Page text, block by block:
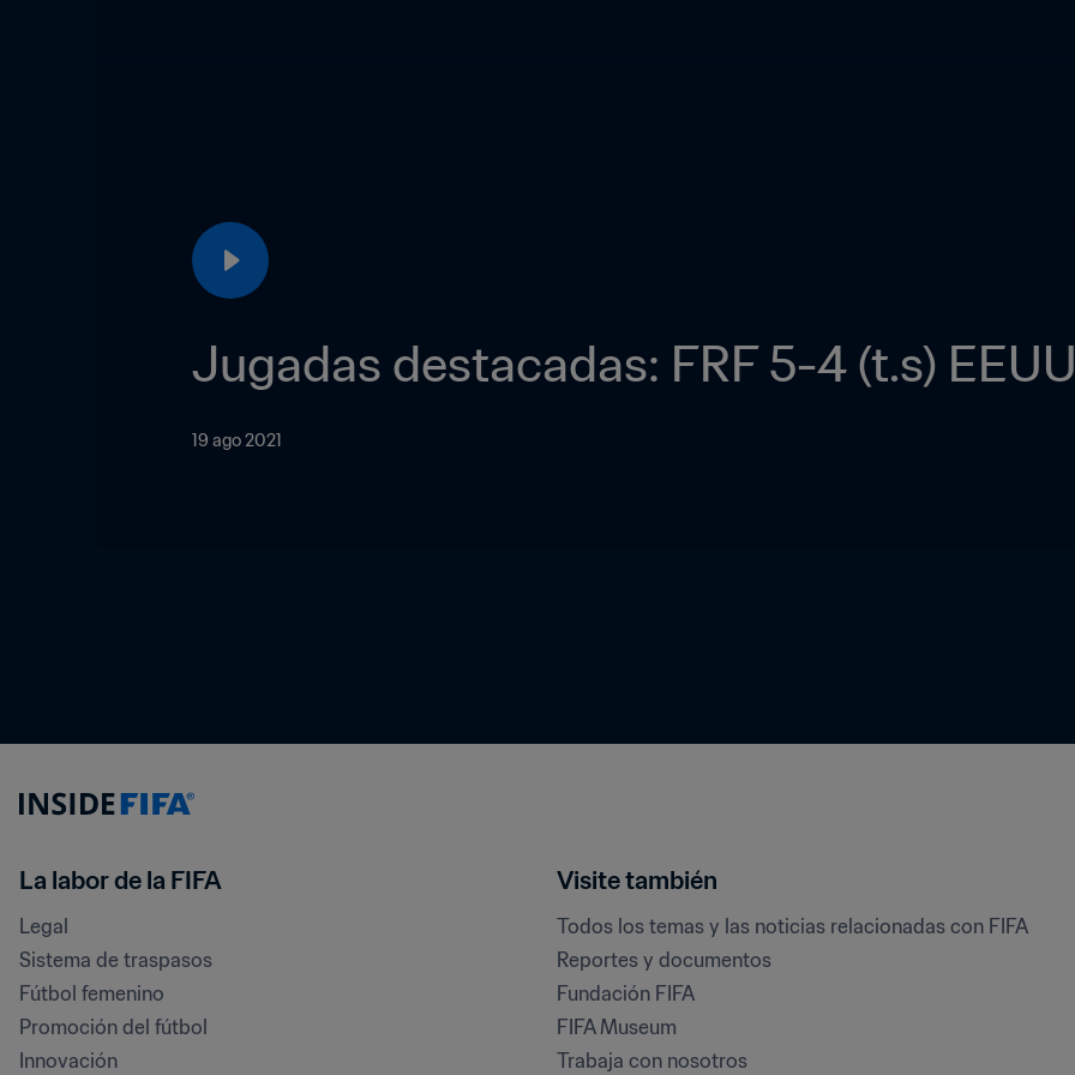
Jugadas destacadas: FRF 5-4 (t.s)
19 ago 2021
La labor de la FIFA
Legal
Sistema de traspasos
Fútbol femenino
Promoción del fútbol
Innovación
Visite también
Todos los temas y las noticias relacionadas con FIFA
Reportes y documentos
Fundación FIFA
FIFA Museum
Trabaja con nosotros